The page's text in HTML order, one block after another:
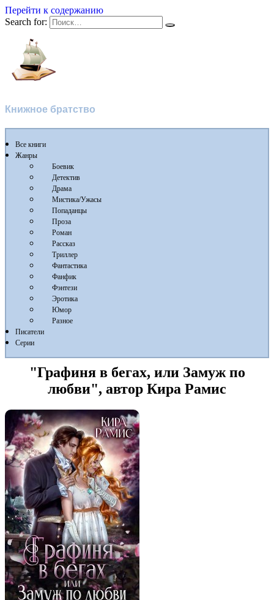
Перейти к содержанию
Search for:
Книжное братство
Все книги
Жанры
Боевик
Детектив
Драма
Мистика/Ужасы
Попаданцы
Проза
Роман
Рассказ
Триллер
Фантастика
Фанфик
Фэнтези
Эротика
Юмор
Разное
Писатели
Серии
"Графиня в бегах, или Замуж по
любви", автор Кира Рамис